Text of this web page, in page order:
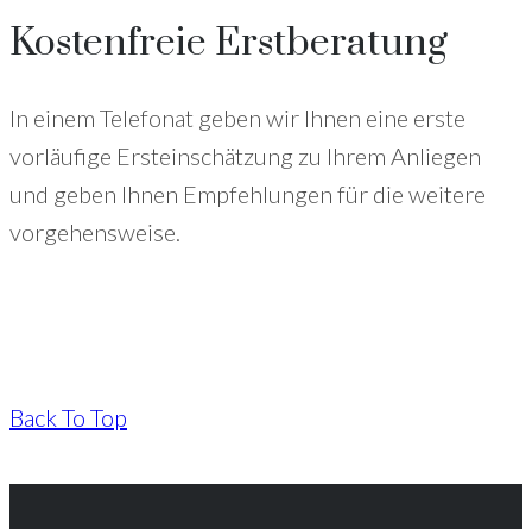
Kostenfreie Erstberatung
In einem Telefonat geben wir Ihnen eine erste
vorläufige Ersteinschätzung zu Ihrem Anliegen
und geben Ihnen Empfehlungen für die weitere
vorgehensweise.
Back To Top